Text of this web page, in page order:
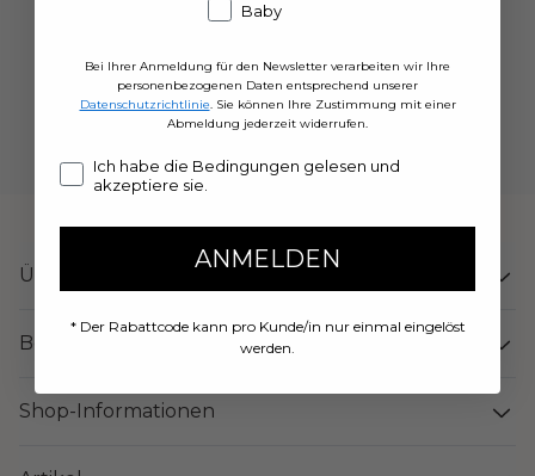
Neuigkeiten und Inspirationen per Mail.
Anmelden
Über uns
Bestellen bei DILLING
Shop-Informationen
Baby
Bei Ihrer Anmeldung für den Newsletter verarbeiten wir Ihre
personenbezogenen Daten entsprechend unserer
Datenschutzrichtlinie. Sie können Ihre Zustimmung mit einer
Abmeldung jederzeit widerrufen.
ConcentIch habe die Bedingungen gelesen und
akzeptiere sie.
ANMELDEN
* Der Rabattcode kann pro Kunde/in nur einmal eingelöst
werden.